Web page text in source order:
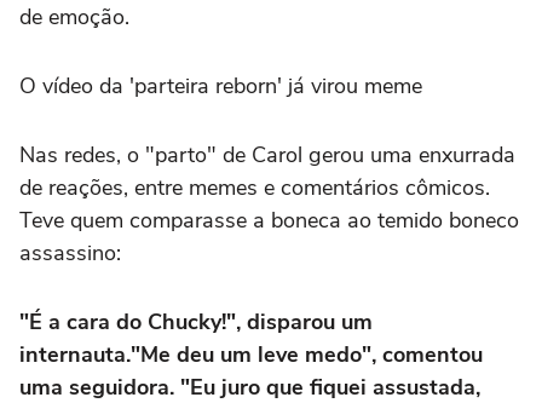
de emoção.
O vídeo da 'parteira reborn' já virou meme
Nas redes, o "parto" de Carol gerou uma enxurrada
de reações, entre memes e comentários cômicos.
Teve quem comparasse a boneca ao temido boneco
assassino:
"É a cara do Chucky!", disparou um
internauta."Me deu um leve medo", comentou
uma seguidora. "Eu juro que fiquei assustada,